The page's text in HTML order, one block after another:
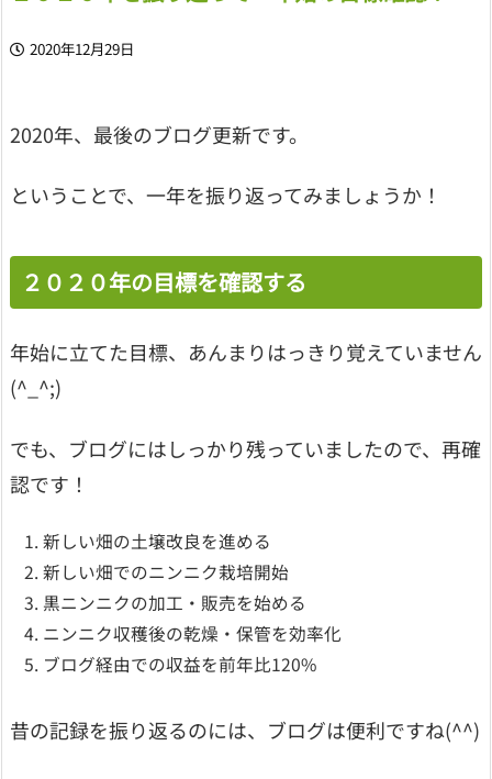
2020年12月29日
2020年、最後のブログ更新です。
ということで、一年を振り返ってみましょうか！
２０２０年の目標を確認する
年始に立てた目標、あんまりはっきり覚えていません
(^_^;)
でも、ブログにはしっかり残っていましたので、再確
認です！
新しい畑の土壌改良を進める
新しい畑でのニンニク栽培開始
黒ニンニクの加工・販売を始める
ニンニク収穫後の乾燥・保管を効率化
ブログ経由での収益を前年比120%
昔の記録を振り返るのには、ブログは便利ですね(^^)